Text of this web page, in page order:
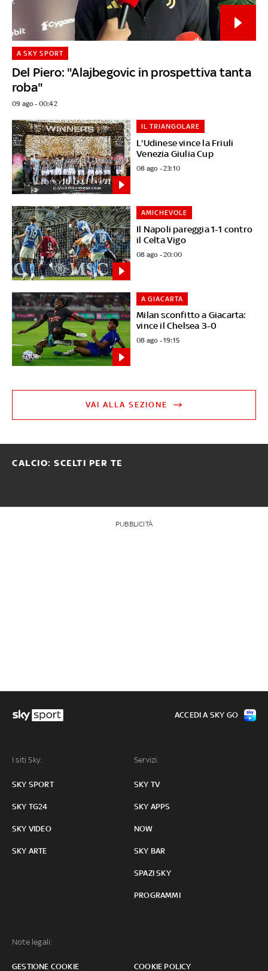
Del Piero: "Alajbegovic in prospettiva tanta
roba"
A SKY SPORT
09 ago - 00:42
L'Udinese vince la Friuli
Venezia Giulia Cup
IL TRIANGOLARE
08 ago - 23:10
Il Napoli pareggia 1-1 contro
il Celta Vigo
AMICHEVOLE
08 ago - 20:00
Milan sconfitto a Giacarta:
vince il Chelsea 3-0
A GIACARTA
08 ago - 19:15
VAI ALLA SEZIONE
CALCIO: SCELTI PER TE
PUBBLICITÀ
I siti Sky:
SKY SPORT
SKY TG24
SKY VIDEO
SKY ARTE
Servizi:
SKY TV
SKY APPS
NOW
SKY BAR
SPAZI SKY
PROGRAMMI
Note legali:
GESTIONE COOKIE COOKIE POLICY
ACCEDI A SKY GO